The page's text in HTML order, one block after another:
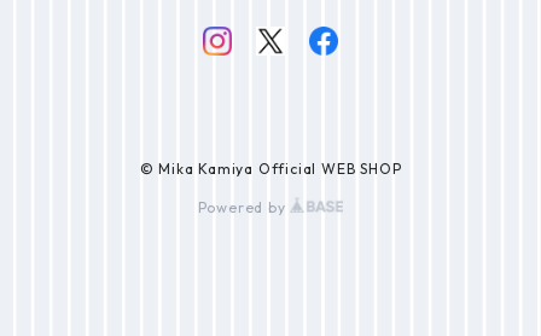
© Mika Kamiya Official WEB SHOP
Powered by